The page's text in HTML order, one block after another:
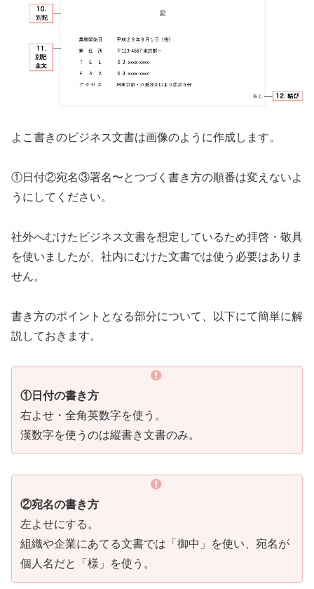
よこ書きのビジネス文書は画像のように作成します。
①日付②宛名③署名〜とつづく書き方の順番は変えないよ
うにしてください。
社外へむけたビジネス文書を想定しているため拝啓・敬具
を使いましたが、社内にむけた文書では使う必要はありま
せん。
書き方のポイントとなる部分について、以下にて簡単に解
説しておきます。
①日付の書き方
右よせ・全角英数字を使う。
漢数字を使うのは縦書き文書のみ。
②宛名の書き方
左よせにする。
組織や企業にあてる文書では「御中」を使い、宛名が
個人名だと「様」を使う。